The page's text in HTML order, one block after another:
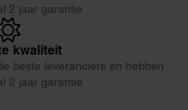
2 jaar garantie
kwaliteit
beste leveranciers en hebben
2 jaar garantie